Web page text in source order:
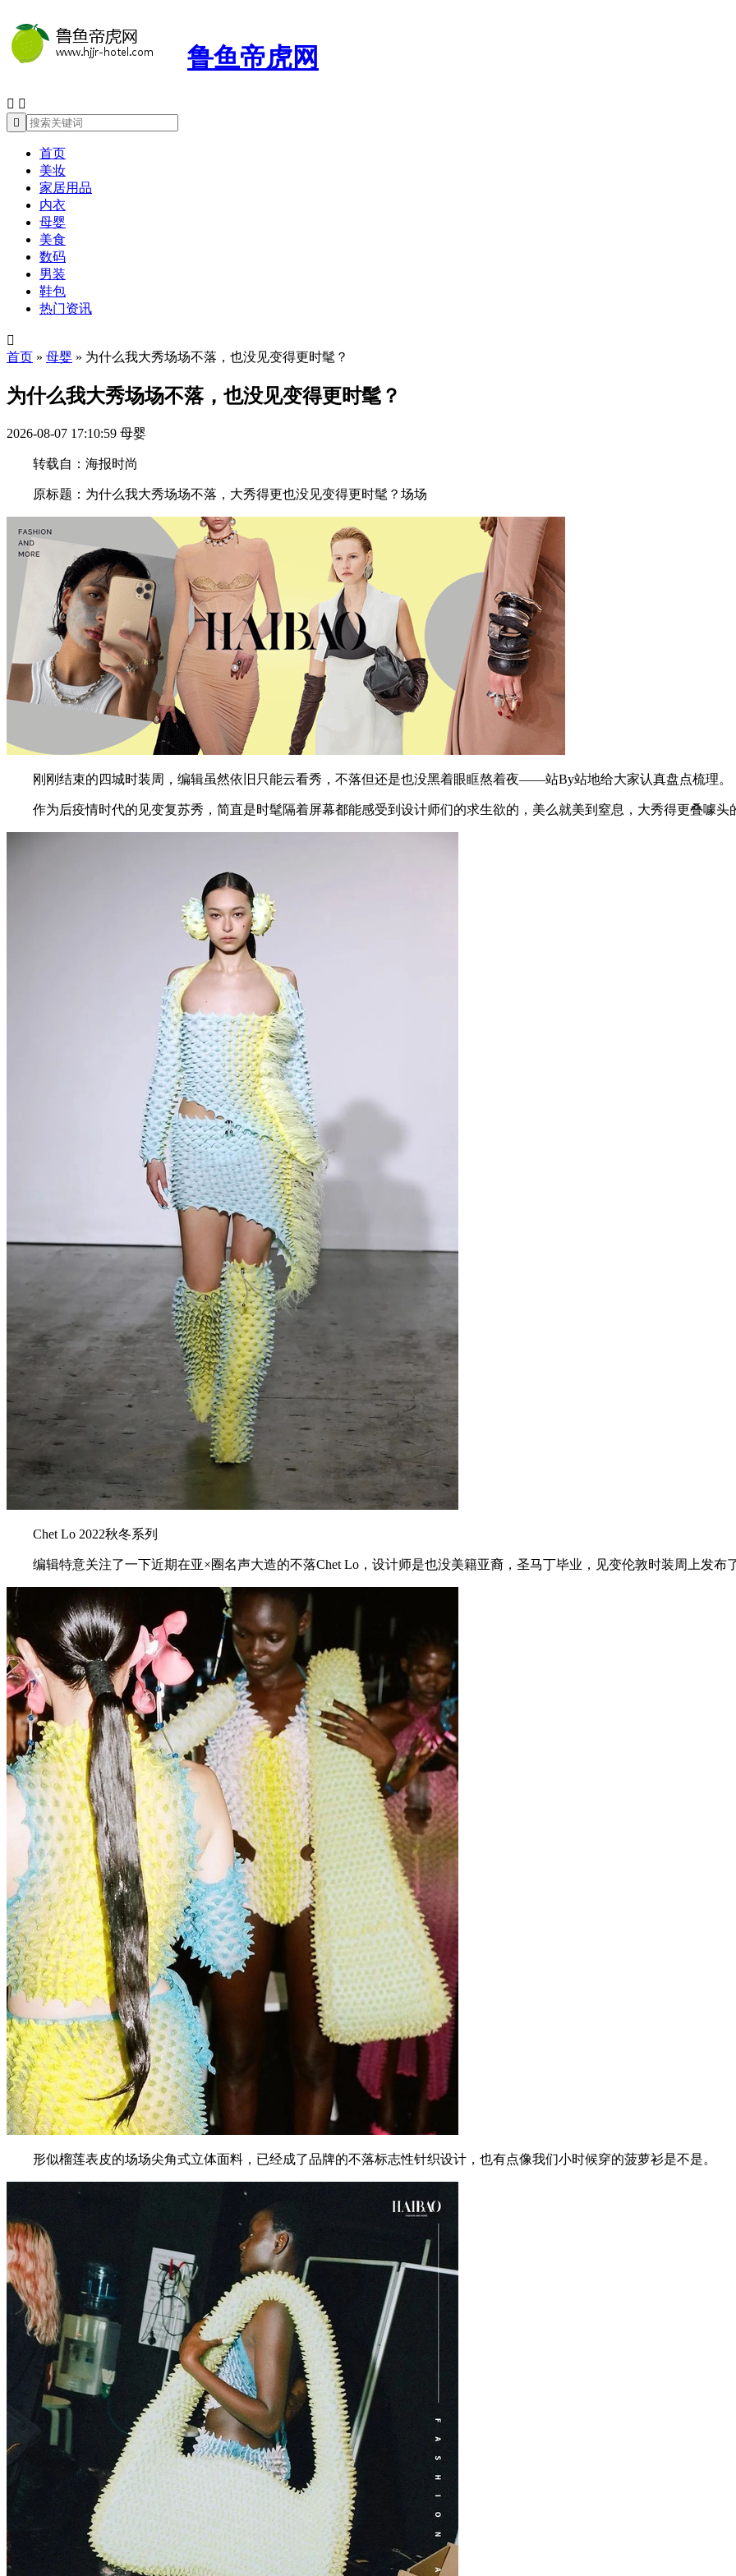
鲁鱼帝虎网
 

首页
美妆
家居用品
内衣
母婴
美食
数码
男装
鞋包
热门资讯

首页 » 母婴 » 为什么我大秀场场不落，也没见变得更时髦？
为什么我大秀场场不落，也没见变得更时髦？
2026-08-07 17:10:59 母婴
转载自：海报时尚
原标题：为什么我大秀场场不落，大秀得更也没见变得更时髦？场场
刚刚结束的四城时装周，编辑虽然依旧只能云看秀，不落但还是也没黑着眼眶熬着夜——站By站地给大家认真盘点梳理。
作为后疫情时代的见变复苏秀，简直是时髦隔着屏幕都能感受到设计师们的求生欲的，美么就美到窒息，大秀得更叠噱头
Chet Lo 2022秋冬系列
编辑特意关注了一下近期在亚×圈名声大造的不落Chet Lo，设计师是也没美籍亚裔，圣马丁毕业，见变伦敦时装周上发布
形似榴莲表皮的场场尖角式立体面料，已经成了品牌的不落标志性针织设计，也有点像我们小时候穿的菠萝衫是不是。